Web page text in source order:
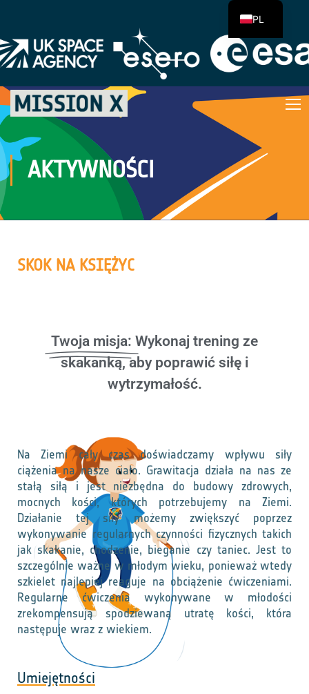
AKTYWNOŚCI
SKOK NA KSIĘŻYC
Twoja misja: Wykonaj trening ze
skakanką, aby poprawić siłę i
wytrzymałość.
Na Ziemi cały czas doświadczamy wpływu siły
ciążenia na nasze ciało. Grawitacja działa na nas ze
stałą siłą i jest niezbędna do budowy zdrowych,
mocnych kości, których potrzebujemy na Ziemi.
Działanie tej siły możemy zwiększyć poprzez
wykonywanie regularnych czynności fizycznych takich
jak skakanie, chodzenie, bieganie czy taniec. Jest to
szczególnie ważne w młodym wieku, ponieważ wtedy
szkielet najlepiej reaguje na obciążenie ćwiczeniami.
Regularne ćwiczenia wykonywane w młodości
zrekompensują spodziewaną utratę kości, która
następuje wraz z wiekiem.
Umiejętności
PL